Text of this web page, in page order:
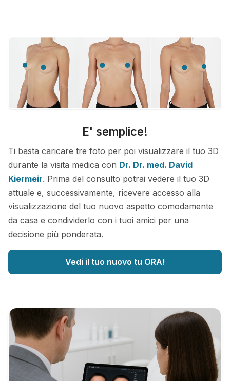
E' semplice!
Ti basta caricare tre foto per poi visualizzare il tuo 3D
durante la visita medica con Dr. Dr. med. David
Kiermeir. Prima del consulto potrai vedere il tuo 3D
attuale e, successivamente, ricevere accesso alla
visualizzazione del tuo nuovo aspetto comodamente
da casa e condividerlo con i tuoi amici per una
decisione più ponderata.
Vedi il tuo nuovo tu ORA!